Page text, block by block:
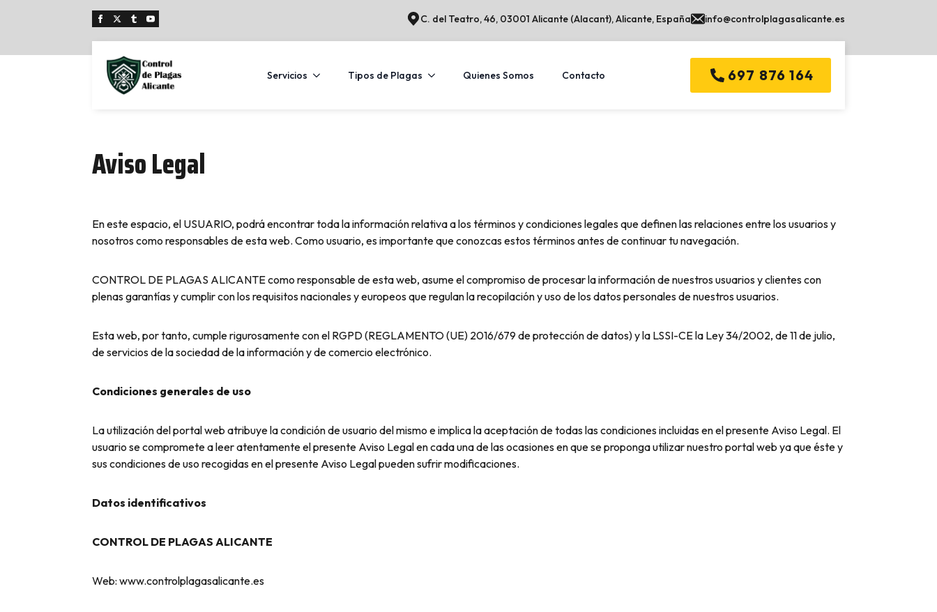
C. del Teatro, 46, 03001 Alicante (Alacant), Alicante, España info@controlplagasalicante.es
Servicios Tipos de Plagas Quienes Somos Contacto 697 876 164
Aviso Legal
En este espacio, el USUARIO, podrá encontrar toda la información relativa a los términos y condiciones legales que definen las relaciones entre los usuarios y
nosotros como responsables de esta web. Como usuario, es importante que conozcas estos términos antes de continuar tu navegación.
CONTROL DE PLAGAS ALICANTE como responsable de esta web, asume el compromiso de procesar la información de nuestros usuarios y clientes con
plenas garantías y cumplir con los requisitos nacionales y europeos que regulan la recopilación y uso de los datos personales de nuestros usuarios.
Esta web, por tanto, cumple rigurosamente con el RGPD (REGLAMENTO (UE) 2016/679 de protección de datos) y la LSSI-CE la Ley 34/2002, de 11 de julio,
de servicios de la sociedad de la información y de comercio electrónico.
Condiciones generales de uso
La utilización del portal web atribuye la condición de usuario del mismo e implica la aceptación de todas las condiciones incluidas en el presente Aviso Legal. El
usuario se compromete a leer atentamente el presente Aviso Legal en cada una de las ocasiones en que se proponga utilizar nuestro portal web ya que éste y
sus condiciones de uso recogidas en el presente Aviso Legal pueden sufrir modificaciones.
Datos identificativos
CONTROL DE PLAGAS ALICANTE
Web: www.controlplagasalicante.es